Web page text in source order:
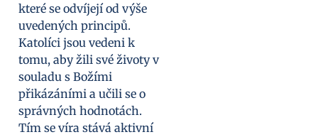
které se odvíjejí od výše
uvedených principů.
Katolíci jsou vedeni k
tomu, aby žili své životy v
souladu s Božími
přikázáními a učili se o
správných hodnotách.
Tím se víra stává aktivní